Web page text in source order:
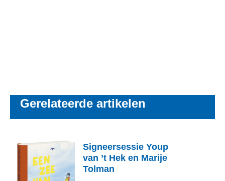
Gerelateerde artikelen
Signeersessie Youp
van ’t Hek en Marije
Tolman